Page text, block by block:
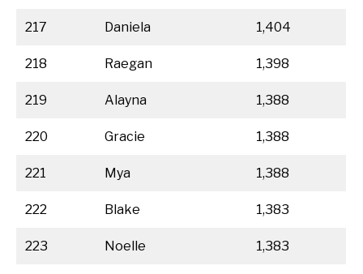
217 Daniela 1,404
218 Raegan 1,398
219 Alayna 1,388
220 Gracie 1,388
221 Mya 1,388
222 Blake 1,383
223 Noelle 1,383